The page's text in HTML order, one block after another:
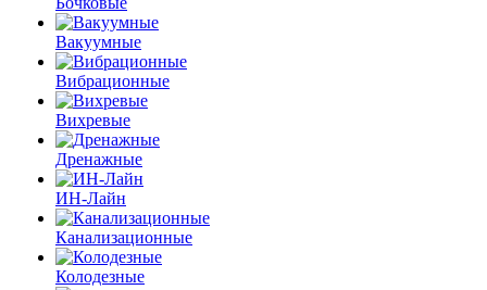
Вакуумные
Вибрационные
Вихревые
Дренажные
ИН-Лайн
Канализационные
Колодезные